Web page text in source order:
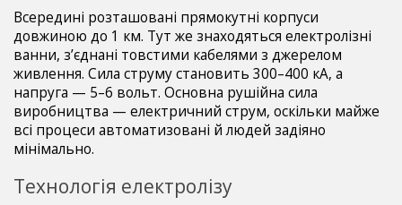
Всередині розташовані прямокутні корпуси
довжиною до 1 км. Тут же знаходяться електролізні
ванни, з’єднані товстими кабелями з джерелом
живлення. Сила струму становить 300–400 кА, а
напруга — 5–6 вольт. Основна рушійна сила
виробництва — електричний струм, оскільки майже
всі процеси автоматизовані й людей задіяно
мінімально.
Технологія електролізу